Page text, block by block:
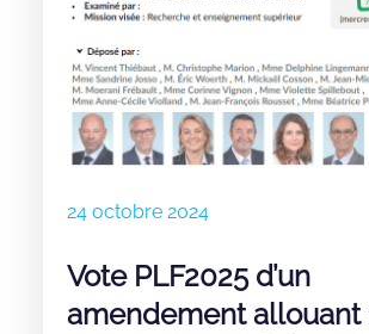
24 octobre 2024
Vote PLF2025 d’un
amendement allouant